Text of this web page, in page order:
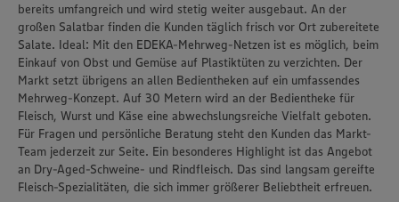
bereits umfangreich und wird stetig weiter ausgebaut. An der
großen Salatbar finden die Kunden täglich frisch vor Ort zubereitete
Salate. Ideal: Mit den EDEKA-Mehrweg-Netzen ist es möglich, beim
Einkauf von Obst und Gemüse auf Plastiktüten zu verzichten. Der
Markt setzt übrigens an allen Bedientheken auf ein umfassendes
Mehrweg-Konzept. Auf 30 Metern wird an der Bedientheke für
Fleisch, Wurst und Käse eine abwechslungsreiche Vielfalt geboten.
Für Fragen und persönliche Beratung steht den Kunden das Markt-
Team jederzeit zur Seite. Ein besonderes Highlight ist das Angebot
an Dry-Aged-Schweine- und Rindfleisch. Das sind langsam gereifte
Fleisch-Spezialitäten, die sich immer größerer Beliebtheit erfreuen.